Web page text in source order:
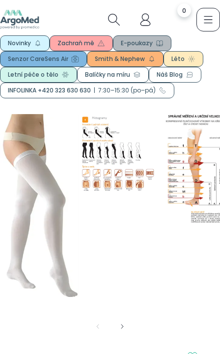
0
Novinky Zachraň mě
E-poukazy
Senzor CareSens Air
Smith & Nephew
Léto
Letní péče o tělo
Balíčky na míru
Náš Blog
INFOLINKA +420 323 630 630 | 7:30–15:30 (po–pá)